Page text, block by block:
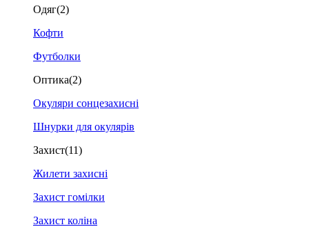
Одяг(2)
Кофти
Футболки
Оптика(2)
Окуляри сонцезахисні
Шнурки для окулярів
Захист(11)
Жилети захисні
Захист гомілки
Захист коліна